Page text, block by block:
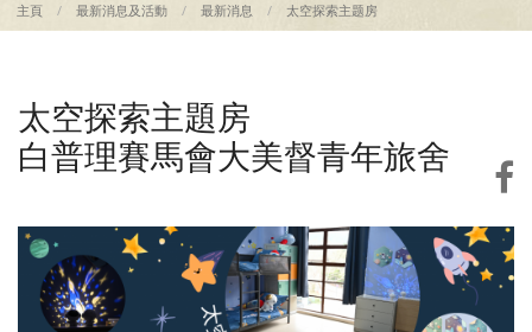
主頁 最新消息及活動 最新消息 太空探索主题房
太空探索主題房
白普理賽馬會大美督青年旅舍